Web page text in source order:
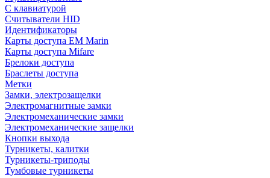
С клавиатурой
Считыватели HID
Идентификаторы
Карты доступа EM Marin
Карты доступа Mifare
Брелоки доступа
Браслеты доступа
Метки
Замки, электрозащелки
Электромагнитные замки
Электромеханические замки
Электромеханические защелки
Кнопки выхода
Турникеты, калитки
Турникеты-триподы
Тумбовые турникеты